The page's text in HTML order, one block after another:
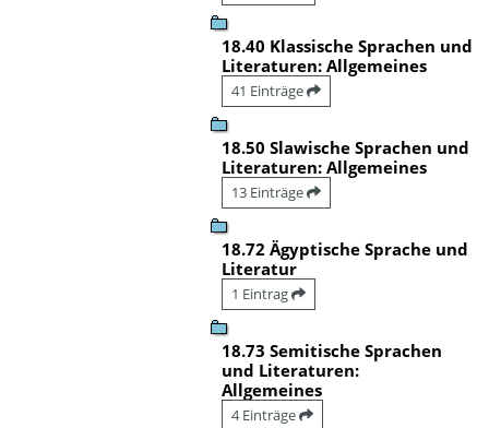
18.40 Klassische Sprachen und
Literaturen: Allgemeines
41 Einträge
18.50 Slawische Sprachen und
Literaturen: Allgemeines
13 Einträge
18.72 Ägyptische Sprache und
Literatur
1 Eintrag
18.73 Semitische Sprachen
und Literaturen:
Allgemeines
4 Einträge